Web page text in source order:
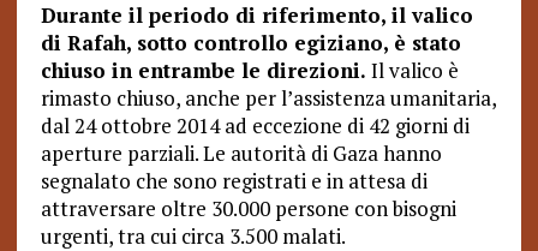
Durante il periodo di riferimento, il valico
di Rafah, sotto controllo egiziano, è stato
chiuso in entrambe le direzioni. Il valico è
rimasto chiuso, anche per l’assistenza umanitaria,
dal 24 ottobre 2014 ad eccezione di 42 giorni di
aperture parziali. Le autorità di Gaza hanno
segnalato che sono registrati e in attesa di
attraversare oltre 30.000 persone con bisogni
urgenti, tra cui circa 3.500 malati.